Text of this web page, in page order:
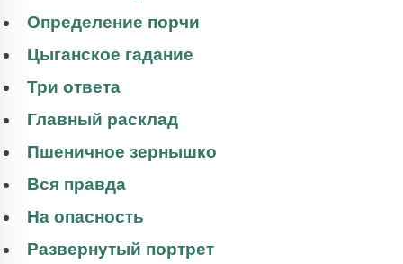
Определение порчи
Цыганское гадание
Три ответа
Главный расклад
Пшеничное зернышко
Вся правда
На опасность
Развернутый портрет